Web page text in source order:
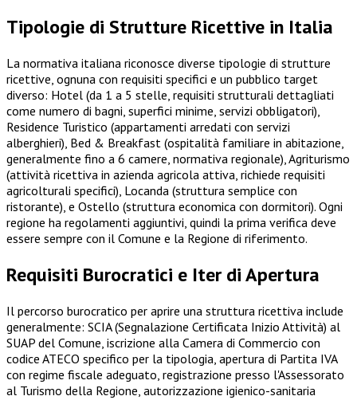
Tipologie di Strutture Ricettive in Italia
La normativa italiana riconosce diverse tipologie di strutture
ricettive, ognuna con requisiti specifici e un pubblico target
diverso: Hotel (da 1 a 5 stelle, requisiti strutturali dettagliati
come numero di bagni, superfici minime, servizi obbligatori),
Residence Turistico (appartamenti arredati con servizi
alberghieri), Bed & Breakfast (ospitalità familiare in abitazione,
generalmente fino a 6 camere, normativa regionale), Agriturismo
(attività ricettiva in azienda agricola attiva, richiede requisiti
agricolturali specifici), Locanda (struttura semplice con
ristorante), e Ostello (struttura economica con dormitori). Ogni
regione ha regolamenti aggiuntivi, quindi la prima verifica deve
essere sempre con il Comune e la Regione di riferimento.
Requisiti Burocratici e Iter di Apertura
Il percorso burocratico per aprire una struttura ricettiva include
generalmente: SCIA (Segnalazione Certificata Inizio Attività) al
SUAP del Comune, iscrizione alla Camera di Commercio con
codice ATECO specifico per la tipologia, apertura di Partita IVA
con regime fiscale adeguato, registrazione presso l'Assessorato
al Turismo della Regione, autorizzazione igienico-sanitaria